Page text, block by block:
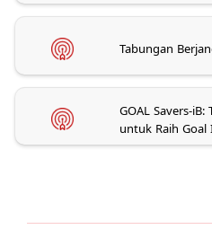
Tabungan
GOAL Savers-
untuk Raih Goal